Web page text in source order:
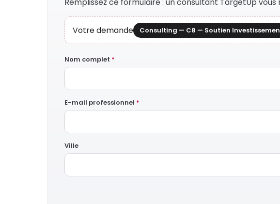
Remplissez ce formulaire : un consultant TargetUp
Votre demande Consulting — C8 — Soutien
Nom complet *
E-mail professionnel *
Ville